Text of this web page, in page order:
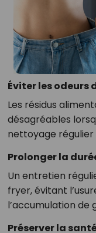
Éviter les odeurs
Les résidus
désagréables
nettoyage régulier
Prolonger la
Un entretien
fryer, évitant
l’accumulation de
Préserver la